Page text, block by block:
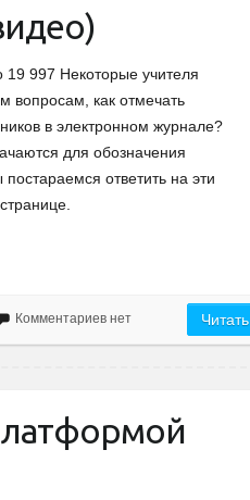
997 Некоторые учителя
вопросам, как отмечать
в электронном журнале?
для обозначения
ответить на эти
Комментариев нет Читать